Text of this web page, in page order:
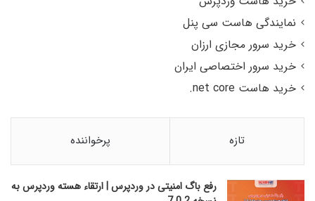
نمایندگی هاست سی پنل
خرید سرور مجازی ارزان
خرید سرور اختصاصی ایران
خرید هاست net core.
تازه پرخواننده
رفع باگ امنیتی در وردپرس | ارتقاء هسته وردپرس به